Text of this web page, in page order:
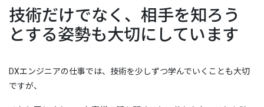
技術だけでなく、相手を知ろう
とする姿勢も大切にしています
DXエンジニアの仕事では、技術を少しずつ学んでいくことも大切
ですが、